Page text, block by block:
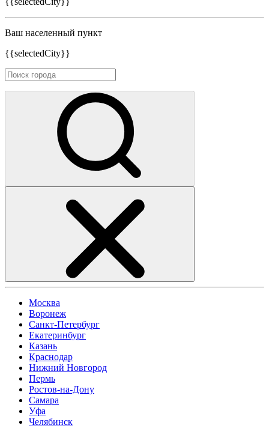
Ваш населенный пункт
{{selectedCity}}
Москва
Воронеж
Санкт-Петербург
Екатеринбург
Казань
Краснодар
Нижний Новгород
Пермь
Ростов-на-Дону
Самара
Уфа
Челябинск